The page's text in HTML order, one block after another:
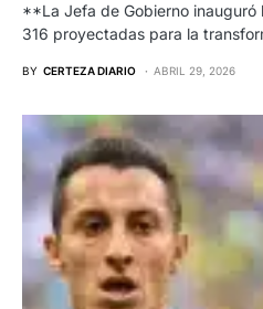
**La Jefa de Gobierno inauguró
316 proyectadas para la
BY CERTEZA DIARIO ABRIL 29, 2026